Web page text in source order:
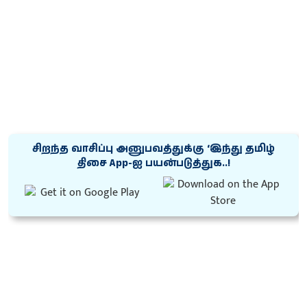
சிறந்த வாசிப்பு அனுபவத்துக்கு ‘இந்து தமிழ்
திசை App-ஐ பயன்படுத்துக..!